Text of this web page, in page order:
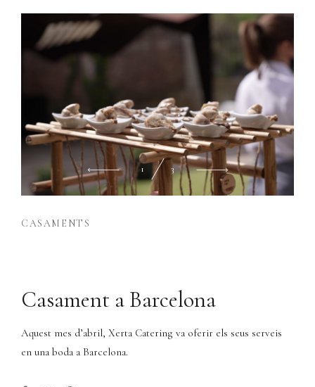
2 3
CASAMENTS
Casament a Barcelona
Aquest mes d’abril, Xerta Catering va oferir els seus serveis
en una boda a Barcelona.